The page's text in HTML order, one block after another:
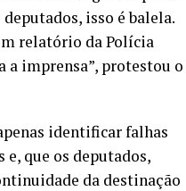
isso é balela.
relatório da Polícia
a imprensa”, protestou o
identificar falhas
que os deputados,
da destinação